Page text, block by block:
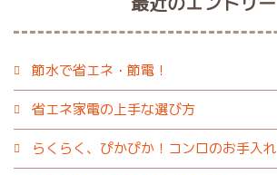
節水で省エネ・節電！
省エネ家電の上手な選び方
らくらく、ぴかぴか！コンロのお手入れ